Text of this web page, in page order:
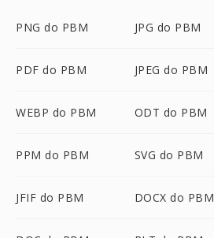
PNG do PBM JPG do PBM
PDF do PBM JPEG do PBM
WEBP do PBM ODT do PBM
PPM do PBM SVG do PBM
JFIF do PBM DOCX do PBM